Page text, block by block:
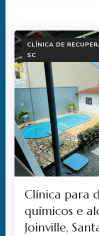
CLÍNICA DE
SC
Clínica para
químicos e
Joinville,